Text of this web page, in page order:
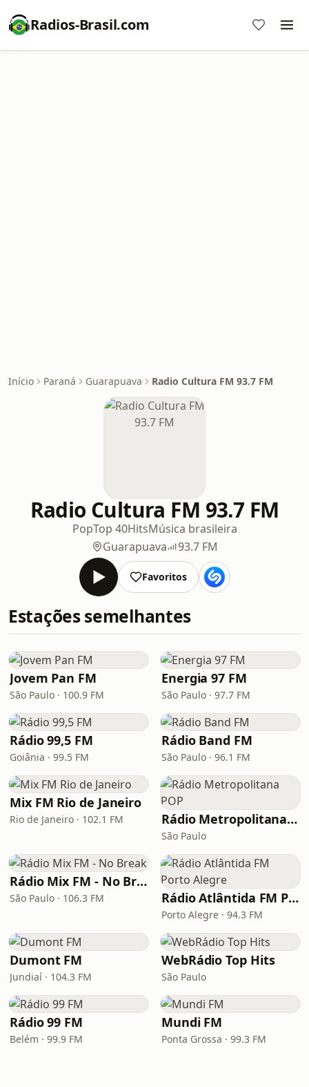
Radios-Brasil.com
Início Paraná Guarapuava Radio Cultura FM 93.7 FM
Radio Cultura FM 93.7 FM
PopTop 40HitsMúsica brasileira
Guarapuava
93.7 FM
Favoritos
Estações semelhantes
Jovem Pan FM
São Paulo · 100.9 FM
Energia 97 FM
São Paulo · 97.7 FM
Rádio 99,5 FM
Goiânia · 99.5 FM
Rádio Band FM
São Paulo · 96.1 FM
Mix FM Rio de Janeiro
Rio de Janeiro · 102.1 FM Rádio Metropolitana POP
São Paulo
Rádio Mix FM - No Break
São Paulo · 106.3 FM Rádio Atlântida FM Porto Alegre
Porto Alegre · 94.3 FM
Dumont FM
Jundiaí · 104.3 FM
WebRádio Top Hits
São Paulo
Rádio 99 FM
Belém · 99.9 FM
Mundi FM
Ponta Grossa · 99.3 FM